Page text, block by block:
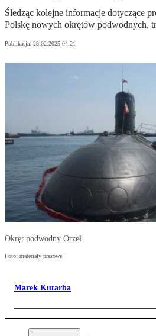
Śledząc kolejne informacje dotyczące
Polskę nowych okrętów podwodnych,
Publikacja: 28.02.2025 04:21
Okręt podwodny Orzeł
Foto: materiały prasowe
Marek Kutarba